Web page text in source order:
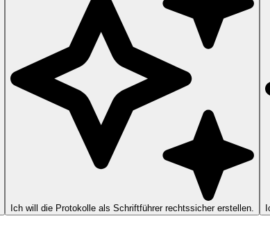
Ich will die Protokolle als Schriftführer rechtssicher erstellen.